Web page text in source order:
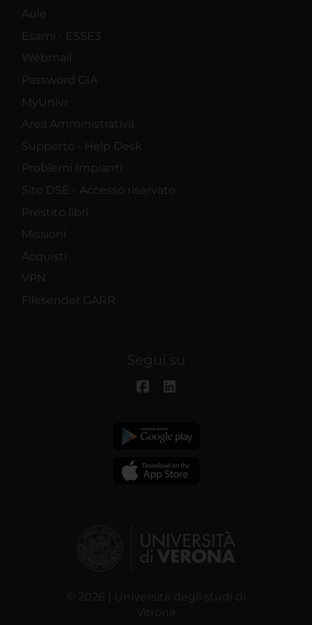
Aule
Esami - ESSE3
Webmail
Password GIA
MyUnivr
Area Amministrativa
Supporto - Help Desk
Problemi Impianti
Sito DSE - Accesso riservato
Prestito libri
Missioni
Acquisti
VPN
Filesender GARR
Segui su
© 2026 | Università degli studi di
Verona